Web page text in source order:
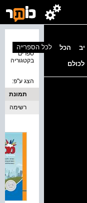
יב הכל
לכולם
ספרים
בקטגוריה
לכל הספרייה
הצג ע''פ:
תמונת
כריכה
רשימה